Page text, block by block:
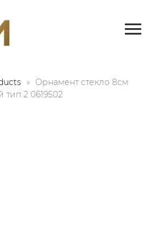
Орнамент стекло 8см
2 0619502